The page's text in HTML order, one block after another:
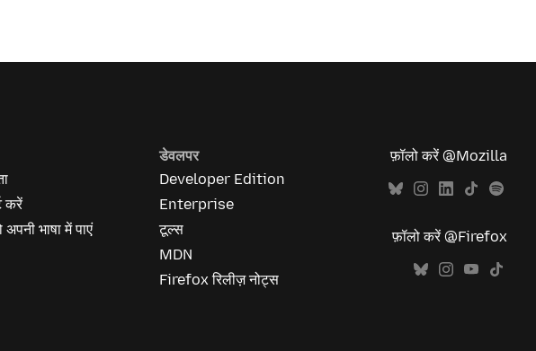
करें
भाषा में पाएं
डेवलपर
Developer Edition
Enterprise
टूल्स
MDN
Firefox रिलीज़ नोट्स
फ़ॉलो करें @Mozilla
फ़ॉलो करें @Firefox